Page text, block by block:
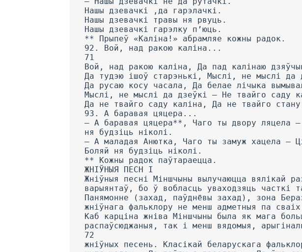
Нашы дзевачкі ,да гарэлачкі.
Нашы дзевачкі травы ня рвуць.
Нашы дзевачкі гарэлку п’юць.
** Прыпеў «Каліна!» абрамляе кожны радок.
92. Вой, над ракою каліна...
71
Вой, над ракою каліна, Да пад калінаю
Да тудэю ішоў старэнькі, Мыслі, не мыслі да
Да русаю косу часала, Да белае лічыка
Мыслі, не мыслі да дзеўкі — He твайго саду
Да не твайго саду каліна, Да не твайго стану
93. А баравая цяцера...
— А баравая цяцера**, Чаго ты двору ляцела
ня будзіць ніколі.
— А маладая Анютка, Чаго ты замуж хацела —
Боляй ня будзіць ніколі.
** Кожны радок паўтараецца.
ЖНІЎНЫЯ ПЕСН I
Жніўныя песні Міншчыны вылучаюцца вялікай
варыянтаў, бо ў вобласць уваходзяць часткі
Панямонне (захад, паўднёвы захад), зона
жніўнага фальклору не менш адметныя па
Каб карціна жніва Міншчыны была як мага
распаўсюджаныя, так і менш вядомыя,
72
жніўных песень. Класікай беларускага